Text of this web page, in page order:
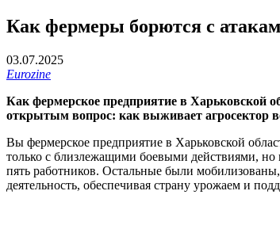
Как фермеры борются с
03.07.2025
Eurozine
Как фермерское предприятие в Харьковской
открытым вопрос: как выживает агросектор
Вы фермерское предприятие в Харьковской
только с близлежащими боевыми действиями,
пять работников. Остальные были
деятельность, обеспечивая страну урожаем и